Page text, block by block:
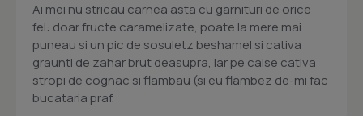
Ai mei nu stricau carnea asta cu garnituri de orice
fel: doar fructe caramelizate, poate la mere mai
puneau si un pic de sosuletz beshamel si cativa
graunti de zahar brut deasupra, iar pe caise cativa
stropi de cognac si flambau (si eu flambez de-mi fac
bucataria praf.